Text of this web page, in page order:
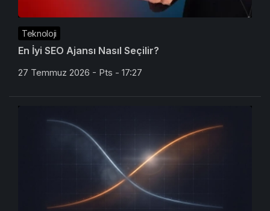
Teknoloji
En İyi SEO Ajansı Nasıl Seçilir?
27 Temmuz 2026 - Pts - 17:27